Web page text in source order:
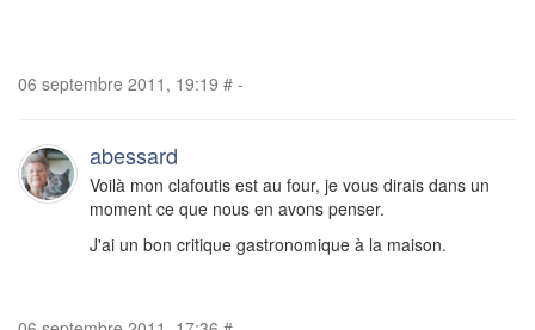
06 septembre 2011, 19:19 # -
abessard
Voilà mon clafoutis est au four, je vous dirais dans un
moment ce que nous en avons penser.
J'ai un bon critique gastronomique à la maison.